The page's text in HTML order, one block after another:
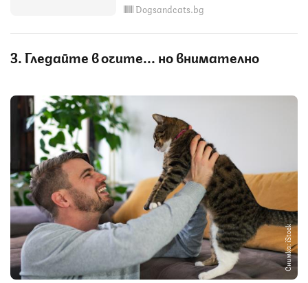
Dogsandcats.bg
3. Гледайте в очите... но внимателно
Снимка: iStock